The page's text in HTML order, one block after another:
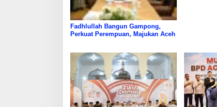
Fadhlullah Bangun Gampong,
Perkuat Perempuan, Majukan Aceh